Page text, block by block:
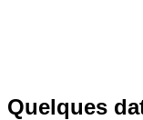
Quelques